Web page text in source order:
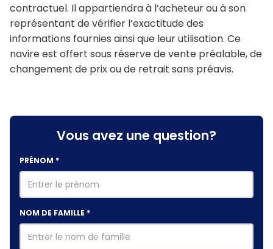
contractuel. Il appartiendra à l’acheteur ou à son
représentant de vérifier l’exactitude des
informations fournies ainsi que leur utilisation. Ce
navire est offert sous réserve de vente préalable, de
changement de prix ou de retrait sans préavis.
Vous avez une question?
PRÉNOM *
NOM DE FAMILLE *